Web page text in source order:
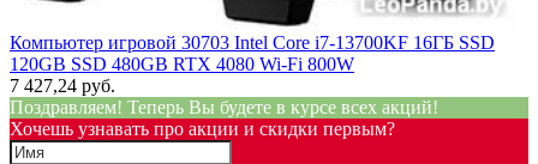
Компьютер игровой 30703 Intel Core i7-13700KF 16ГБ SSD
120GB SSD 480GB RTX 4080 Wi-Fi 800W
7 427,24 руб.
Поздравляем! Теперь Вы будете в курсе всех акций!
Хочешь узнавать про акции и скидки первым?